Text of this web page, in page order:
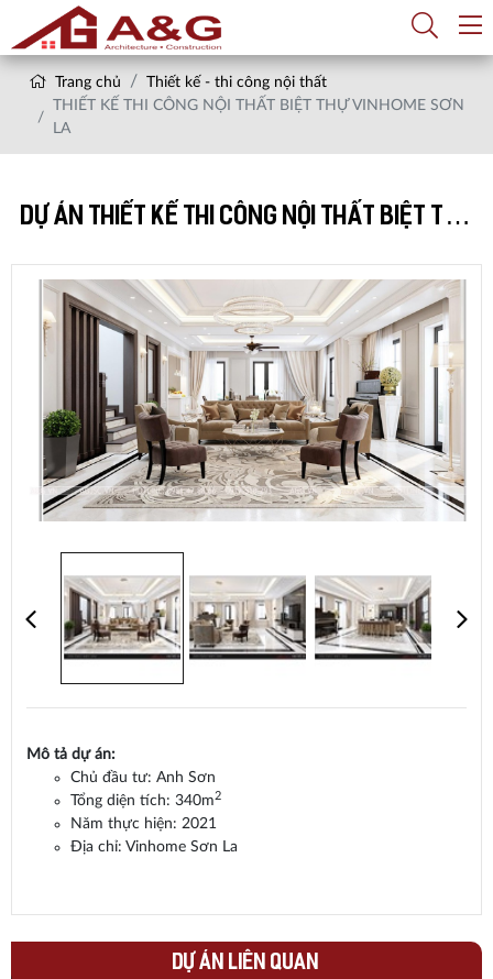
Trang chủ
Thiết kế - thi công nội thất
THIẾT KẾ THI CÔNG NỘI THẤT BIỆT THỰ VINHOME SƠN
LA
DỰ ÁN THIẾT KẾ THI CÔNG NỘI THẤT BIỆT THỰ
VINHOME SƠN LA
Mô tả dự án:
Chủ đầu tư: Anh Sơn
Tổng diện tích: 340m 2
Năm thực hiện: 2021
Địa chỉ: Vinhome Sơn La
DỰ ÁN LIÊN QUAN